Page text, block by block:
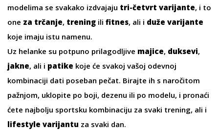
modelima se svakako izdvajaju tri-četvrt varijante, i to
one za trčanje, trening ili fitnes, ali i duže varijante
koje imaju istu namenu.
Uz helanke su potpuno prilagodljive majice, duksevi,
jakne, ali i patike koje će svakoj vašoj odevnoj
kombinaciji dati poseban pečat. Birajte ih s naročitom
pažnjom, uklopite po boji, dezenu ili po modelu, i pronaći
ćete najbolju sportsku kombinaciju za svaki trening, ali i
lifestyle varijantu za svaki dan.